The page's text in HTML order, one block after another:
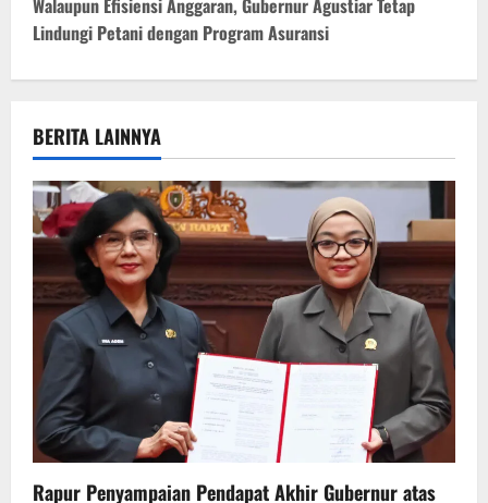
n
v
i
g
a
t
i
o
n
Walaupun Efisiensi Anggaran, Gubernur Agustiar Tetap
Lindungi Petani dengan Program Asuransi
BERITA LAINNYA
Rapur Penyampaian Pendapat Akhir Gubernur atas